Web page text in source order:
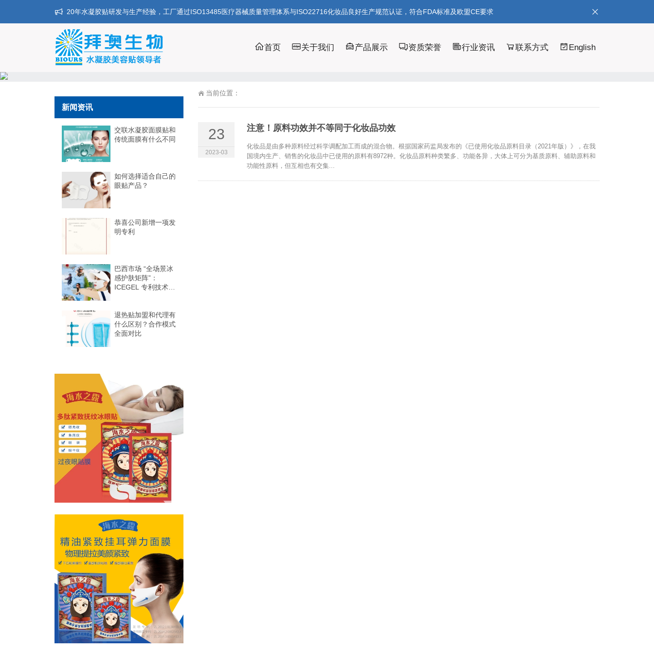
20年水凝胶贴研发与生产经验，工厂通过ISO13485医疗器械质量管理体系与ISO22716化妆品良好生产规范认证，符合FDA标准及欧盟CE要求
首页 关于我们 产品展示 资质荣誉 行业资讯 联系方式 English
当前位置：
23
2023-03
注意！原料功效并不等同于化妆品功效
化妆品是由多种原料经过科学调配加工而成的混合物。根据国家药监局发布的《已使用化妆品原料目录（2021年版）》，在我
国境内生产、销售的化妆品中已使用的原料有8972种。化妆品原料种类繁多、功能各异，大体上可分为基质原料、辅助原料和
功能性原料，但互相也有交集...
新闻资讯
交联水凝胶面膜贴和
传统面膜有什么不同
如何选择适合自己的
眼贴产品？
恭喜公司新增一项发
明专利
巴西市场 “全场景冰
感护肤矩阵”：
ICEGEL 专利技术加
退热贴加盟和代理有
什么区别？合作模式
全面对比